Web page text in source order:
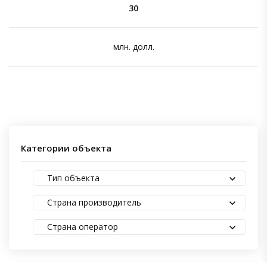
30
млн. долл.
Категории объекта
Тип объекта
Страна производитель
Страна оператор